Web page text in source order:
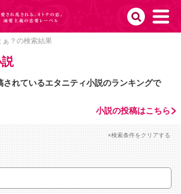
ぁ？の検索結果
されているエタニティ小説のランキングで
小説の投稿はこちら
×検索条件をクリアする